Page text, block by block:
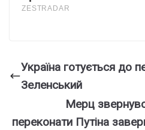
Україна готується до
Зеленський
Мерц
переконати Путіна